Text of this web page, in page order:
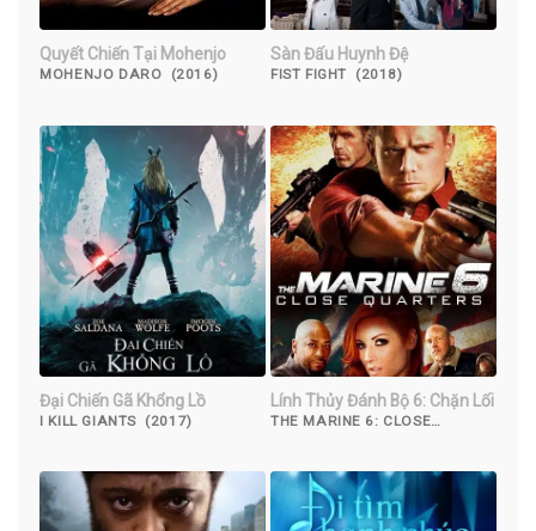
Quyết Chiến Tại Mohenjo
MOHENJO DARO (2016)
Sàn Đấu Huynh Đệ
FIST FIGHT (2018)
Đại Chiến Gã Khổng Lồ
I KILL GIANTS (2017)
Lính Thủy Đánh Bộ 6: Chặn Lối
THE MARINE 6: CLOSE